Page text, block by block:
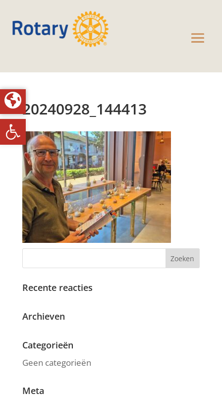
Toolbar openen
20240928_144413
Recente reacties
Archieven
Categorieën
Geen categorieën
Meta